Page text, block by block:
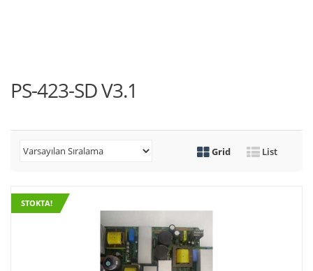
PS-423-SD V3.1
Grid List
STOKTA!